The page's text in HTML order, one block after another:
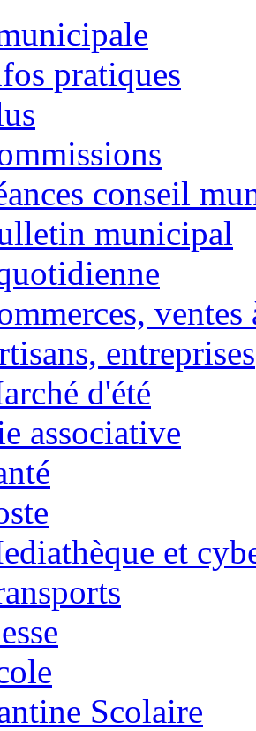
pratiques
conseil
municipal
ventes
entreprises
d'été
associative
et
Scolaire